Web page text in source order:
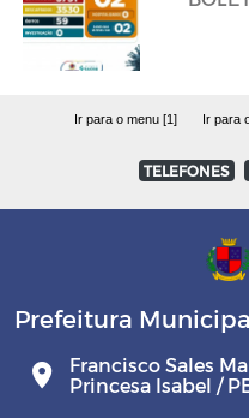
Ir para o menu [1] Ir para
TELEFONES
Prefeitura
Francisco Sales
Princesa Isabel /